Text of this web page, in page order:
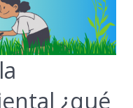
¿qué